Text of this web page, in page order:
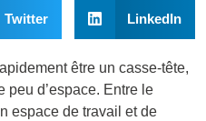
Twitter LinkedIn
être un casse-tête,
peu d’espace. Entre le
espace de travail et de